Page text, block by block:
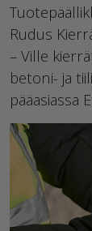
Rudus
– Ville
betoni- ja
pääasiassa